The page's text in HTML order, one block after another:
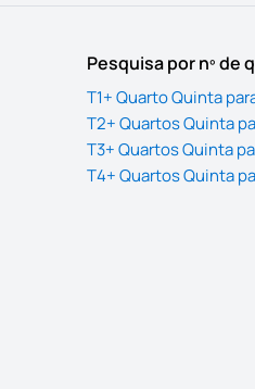
Pesquisa por nº de
T1+ Quarto Quinta
T2+ Quartos Quinta
T3+ Quartos Quinta
T4+ Quartos Quinta